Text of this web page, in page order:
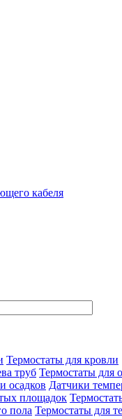
кабеля
Термостаты для кровли
Термостаты для
Датчики
Термостаты для